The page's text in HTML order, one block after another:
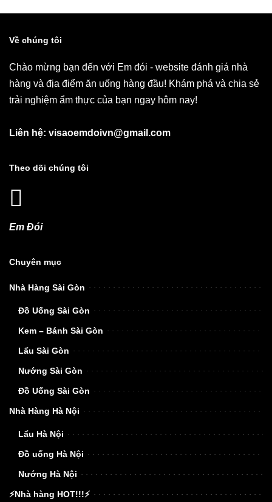
Về chúng tôi
Chào mừng bạn đến với Em đói - website đánh giá nhà
hàng và địa điểm ăn uống hàng đầu! Khám phá và chia sẻ
trải nghiệm ẩm thực của bạn ngay hôm nay!
Liên hệ: visaoemdoivn@gmail.com
Theo dõi chúng tôi
Em Đói
Chuyên mục
Nhà Hàng Sài Gòn
Đồ Uống Sài Gòn
Kem – Bánh Sài Gòn
Lẩu Sài Gòn
Nướng Sài Gòn
Đồ Uống Sài Gòn
Nhà Hàng Hà Nội
Lẩu Hà Nội
Đồ uống Hà Nội
Nướng Hà Nội
⚡Nhà hàng HOT!!!⚡